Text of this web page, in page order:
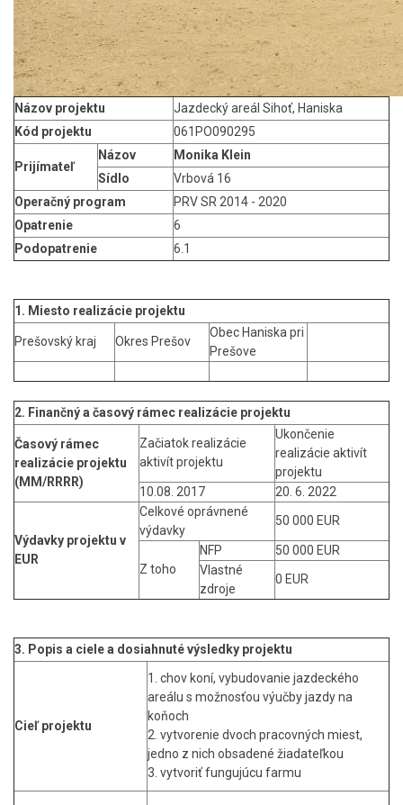
Názov projektu
Jazdecký areál Sihoť, Haniska
Kód projektu
061PO090295
Prijímateľ
Názov
Monika Klein
Sídlo
Vrbová 16
Operačný program
PRV SR 2014 - 2020
Opatrenie
6
Podopatrenie
6.1
1. Miesto realizácie projektu
Prešovský kraj Okres Prešov
Obec Haniska pri
Prešove
2. Finančný a časový rámec realizácie projektu
Časový rámec
realizácie projektu
(MM/RRRR)
Začiatok realizácie
aktivít projektu
Ukončenie
realizácie aktivít
projektu
10.08. 2017
20. 6. 2022
Výdavky projektu v
EUR
Celkové oprávnené
výdavky
50 000 EUR
Z toho
NFP
50 000 EUR
Vlastné
zdroje
0 EUR
3. Popis a ciele a dosiahnuté výsledky projektu
Cieľ projektu
1. chov koní, vybudovanie jazdeckého
areálu s možnosťou výučby jazdy na
koňoch
2. vytvorenie dvoch pracovných miest,
jedno z nich obsadené žiadateľkou
3. vytvoriť fungujúcu farmu